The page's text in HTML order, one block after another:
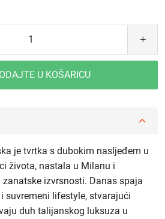
U KOŠARICU
je tvrtka s dubokim nasljeđem u
života, nastala u Milanu i
izvrsnosti. Danas spaja
suvremeni lifestyle, stvarajući
duh talijanskog luksuza u